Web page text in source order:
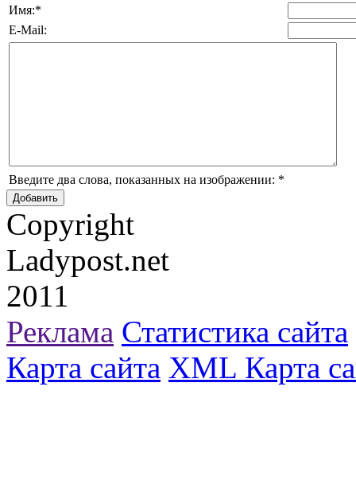
Имя:*
E-Mail:
Введите два слова, показанных на изображении: *
Copyright
Ladypost.net
2011
Реклама Статистика сайта
Карта сайта XML Карта